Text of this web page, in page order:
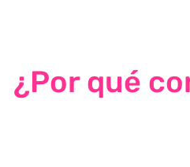
¿Por qué